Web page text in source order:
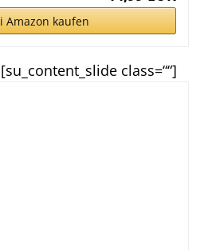
Amazon kaufen
class=““]